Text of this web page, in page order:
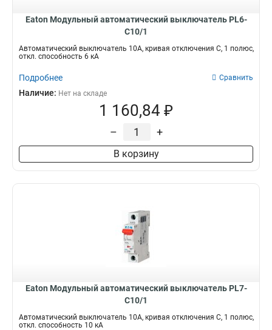
Eaton Модульный автоматический выключатель PL6-
C10/1
Автоматический выключатель 10А, кривая отключения С, 1 полюс,
откл. способность 6 кА
Подробнее Сравнить
Наличие: Нет на складе
1 160,84 ₽
– +
В корзину
Eaton Модульный автоматический выключатель PL7-
C10/1
Автоматический выключатель 10А, кривая отключения C, 1 полюс,
откл. способность 10 кА